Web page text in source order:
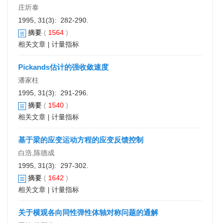
庄圻泰
1995, 31(3): 282-290.
摘要 ( 1564 )
相关文章 | 计量指标
Pickands估计的强收敛速度
潘家柱
1995, 31(3): 291-296.
摘要 ( 1540 )
相关文章 | 计量指标
基于梁的应变运动方程的应变反馈控制
白浩,陈德成
1995, 31(3): 297-302.
摘要 ( 1642 )
相关文章 | 计量指标
关于横观各向同性弹性体轴对称问题的通解